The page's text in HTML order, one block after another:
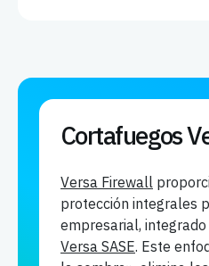
Cortafuegos
Versa Firewall
protección integrales
empresarial,
Versa SASE. Este